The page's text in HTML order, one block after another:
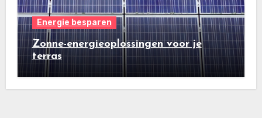
Energie besparen
Zonne-energieoplossingen voor je
terras